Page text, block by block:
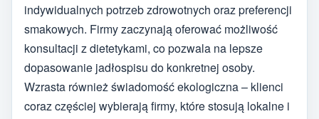
indywidualnych potrzeb zdrowotnych oraz preferencji
smakowych. Firmy zaczynają oferować możliwość
konsultacji z dietetykami, co pozwala na lepsze
dopasowanie jadłospisu do konkretnej osoby.
Wzrasta również świadomość ekologiczna – klienci
coraz częściej wybierają firmy, które stosują lokalne i